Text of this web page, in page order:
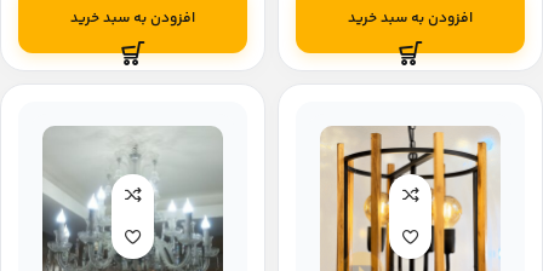
افزودن به سبد خرید افزودن به سبد خرید